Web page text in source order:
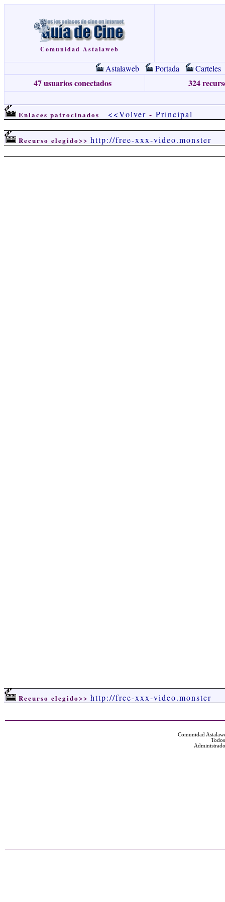
Comunidad Astalaweb
Astalaweb Portada Carteles
47 usuarios conectados 324
Enlaces patrocinados <<Volver - Principal
Recurso elegido>> http://free-xxx-video.monster
Recurso elegido>> http://free-xxx-video.monster
Comunidad